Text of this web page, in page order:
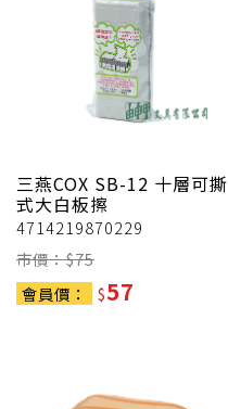
三燕COX SB-12 十層可撕
式大白板擦
4714219870229
市價：$75
會員價：
$57